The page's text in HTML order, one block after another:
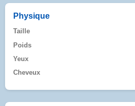
Physique
Taille
Poids
Yeux
Cheveux